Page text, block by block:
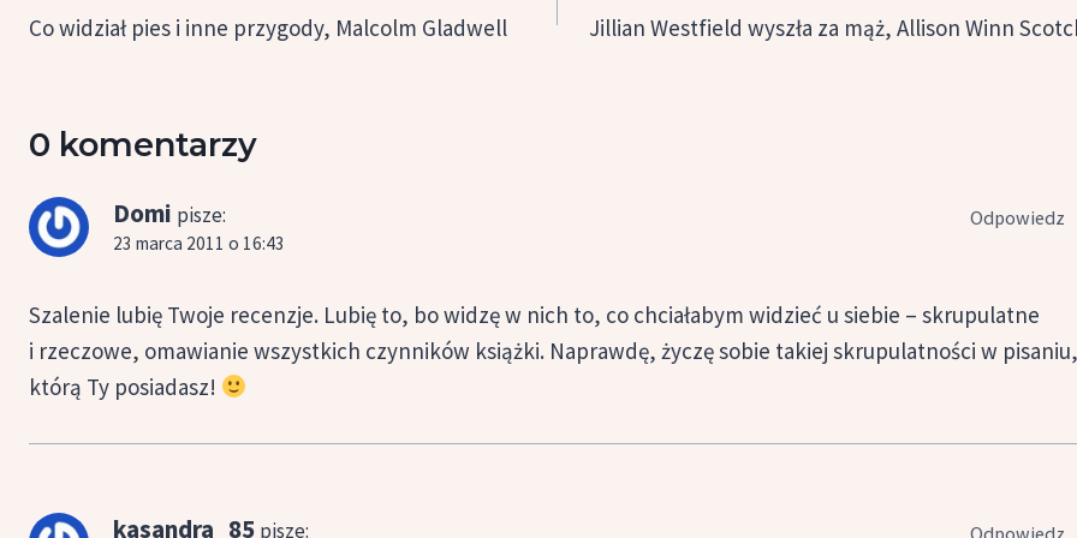
wpisu
Co widział pies i inne przygody, Malcolm Gladwell Jillian Westfield wyszła za mąż, Allison Winn
0 komentarzy
Domi pisze:
23 marca 2011 o 16:43
Szalenie lubię Twoje recenzje. Lubię to, bo widzę w nich to, co chciałabym widzieć u siebie – skrupulatne
i rzeczowe, omawianie wszystkich czynników książki. Naprawdę, życzę sobie takiej skrupulatności w pisaniu,
którą Ty posiadasz!
Odpowiedz
kasandra_85 pisze: